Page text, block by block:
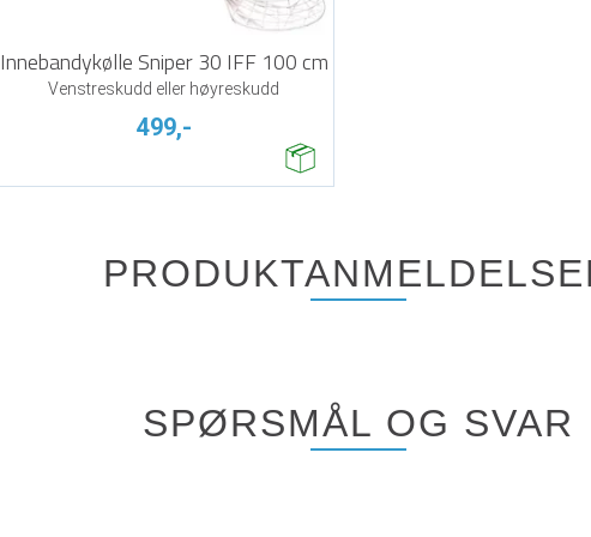
Innebandykølle Sniper 30 IFF 100 cm
Venstreskudd eller høyreskudd
499,-
SPØRSMÅL OG SVAR